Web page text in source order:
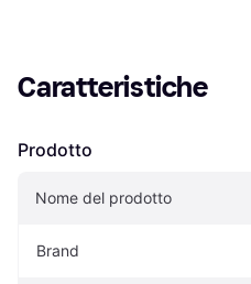
Caratteristiche
Prodotto
Nome del prodotto
Brand